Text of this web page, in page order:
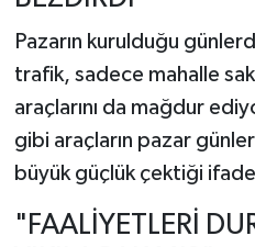
Pazarın kurulduğu
trafik, sadece mahalle
araçlarını da mağdur
gibi araçların pazar
büyük güçlük çektiği
"FAALİYETLERİ